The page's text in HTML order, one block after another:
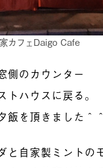
カフェDaigo Cafe
側のカウンター
トハウスに戻る。
飯を頂きました＾＾
と自家製ミントの